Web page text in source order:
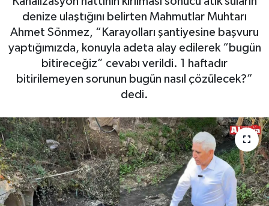
denize ulaştığını belirten Mahmutlar Muhtarı
Ahmet Sönmez, “Karayolları şantiyesine başvuru
yaptığımızda, konuyla adeta alay edilerek “bugün
bitireceğiz” cevabı verildi. 1 haftadır
bitirilemeyen sorunun bugün nasıl çözülecek?”
dedi.
Güncel
Gündem
Spor
Turizm